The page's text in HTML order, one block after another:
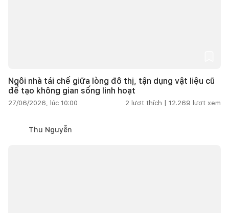
Ngôi nhà tái chế giữa lòng đô thị, tận dụng vật liệu cũ
để tạo không gian sống linh hoạt
27/06/2026, lúc 10:00 2 lượt thích | 12.269 lượt xem
Thu Nguyễn